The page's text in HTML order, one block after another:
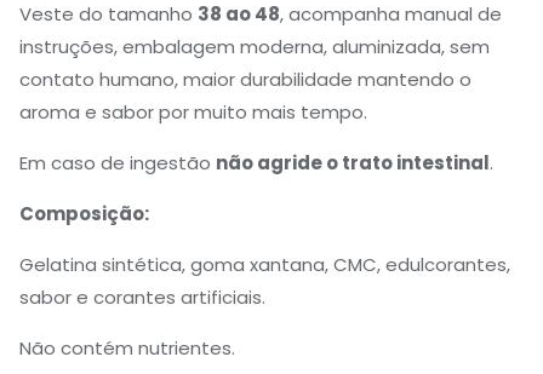
Veste do tamanho 38 ao 48, acompanha manual de
instruções, embalagem moderna, aluminizada, sem
contato humano, maior durabilidade mantendo o
aroma e sabor por muito mais tempo.
Em caso de ingestão não agride o trato intestinal.
Composição:
Gelatina sintética, goma xantana, CMC, edulcorantes,
sabor e corantes artificiais.
Não contém nutrientes.